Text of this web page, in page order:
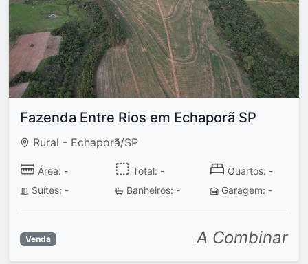
Fazenda Entre Rios em Echaporã SP
Rural - Echaporã/SP
Área: - Total: -
Quartos: -
Suítes: -
Banheiros: - Garagem: -
Venda A Combinar